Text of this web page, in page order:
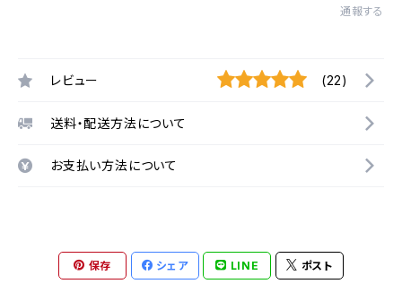
通報する
レビュー (22)
送料・配送方法について
お支払い方法について
保存 シェア LINE ポスト